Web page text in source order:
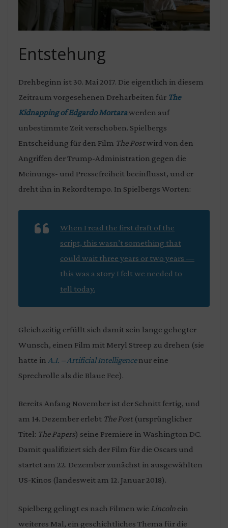
Entstehung
Drehbeginn ist 30. Mai 2017. Die eigentlich in diesem
Zeitraum vorgesehenen Dreharbeiten für The
Kidnapping of Edgardo Mortarawerden auf
unbestimmte Zeit verschoben. Spielbergs
Entscheidung für den Film The Postwird von den
Angriffen der Trump-Administration gegen die
Meinungs- und Pressefreiheit beeinflusst, und er
dreht ihn in Rekordtempo. In Spielbergs Worten:
When I read the first draft of the
script, this wasn’t something that
could wait three years or two years —
this was a story I felt we needed to
tell today.
Gleichzeitig erfüllt sich damit sein lange gehegter
Wunsch, einen Film mit Meryl Streep zu drehen (sie
hatte in A.I. – Artificial Intelligencenur eine
Sprechrolle als die Blaue Fee).
Bereits Anfang November ist der Schnitt fertig, und
am 14. Dezember erlebt The Post (ursprünglicher
Titel: The Papers) seine Premiere in Washington DC.
Damit qualifiziert sich der Film für die Oscars und
startet am 22. Dezember zunächst in ausgewählten
US-Kinos (landesweit am 12. Januar 2018).
Spielberg gelingt es nach Filmen wie Lincoln ein
weiteres Mal, ein geschichtliches Thema für die